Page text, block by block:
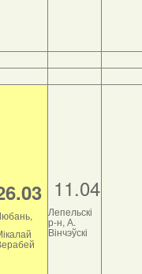
11.04
Лепельскі
р-н, А.
Вінчэўскі